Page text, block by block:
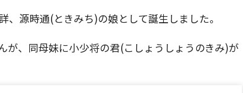
源時通(ときみち)の娘として誕生しました。
が、同母妹に小少将の君(こしょうしょうのきみ)が